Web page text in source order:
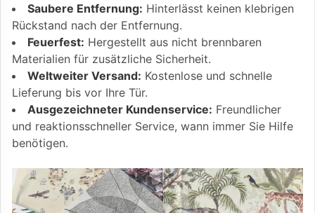
Saubere Entfernung: Hinterlässt keinen klebrigen
Rückstand nach der Entfernung.
Feuerfest: Hergestellt aus nicht brennbaren
Materialien für zusätzliche Sicherheit.
Weltweiter Versand: Kostenlose und schnelle
Lieferung bis vor Ihre Tür.
Ausgezeichneter Kundenservice: Freundlicher
und reaktionsschneller Service, wann immer Sie Hilfe
benötigen.